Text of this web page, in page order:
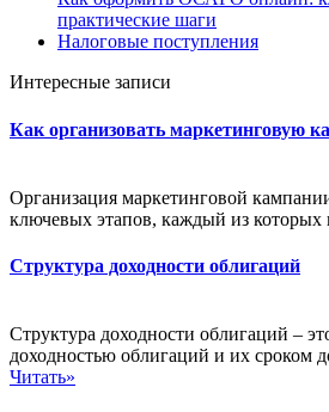
практические шаги
Налоговые поступления
Интересные записи
Как организовать маркетинговую
Организация маркетинговой
ключевых этапов, каждый из которых
Структура доходности облигаций
Структура доходности облигаций –
доходностью облигаций и их сроком
Читать»